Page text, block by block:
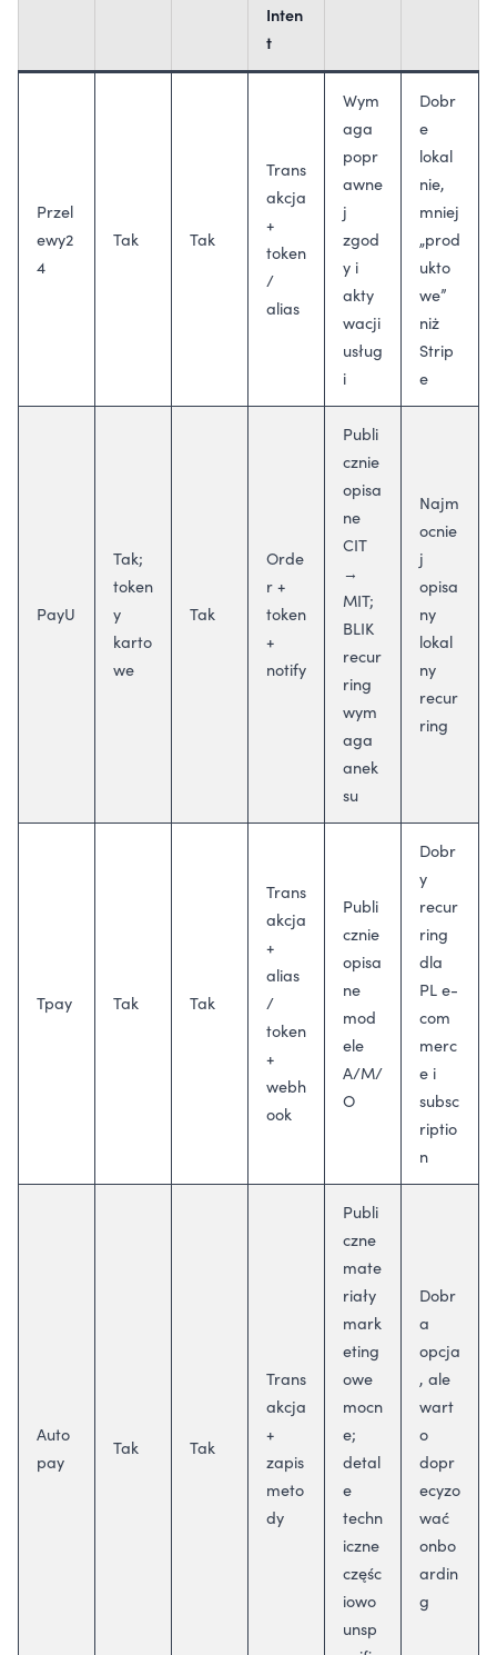
Inten
t
Przel
ewy2
4
Tak Tak
Trans
akcja
+
token
/
alias
Wym
aga
popr
awne
j
zgod
y i
akty
wacji
usług
i
Dobr
e
lokal
nie,
mniej
„prod
ukto
we”
niż
Strip
e
PayU
Tak;
token
y
karto
we
Tak
Orde
r +
token
+
notify
Publi
cznie
opisa
ne
CIT
→
MIT;
BLIK
recur
ring
wym
aga
anek
su
Najm
ocnie
j
opisa
ny
lokal
ny
recur
ring
Tpay Tak Tak
Trans
akcja
+
alias
/
token
+
webh
ook
Publi
cznie
opisa
ne
mod
ele
A/M/
O
Dobr
y
recur
ring
dla
PL e-
com
merc
e i
subsc
riptio
n
Auto
pay
Tak Tak
Trans
akcja
+
zapis
meto
dy
Publi
czne
mate
riały
mark
eting
owe
mocn
e;
detal
e
techn
iczne
częśc
iowo
unsp
Dobr
a
opcja
, ale
wart
o
dopr
ecyzo
wać
onbo
ardin
g